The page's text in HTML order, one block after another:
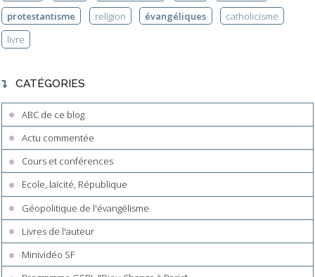
protestantisme
religion évangéliques
catholicisme
livre
CATÉGORIES
ABC de ce blog
Actu commentée
Cours et conférences
Ecole, laïcité, République
Géopolitique de l'évangélisme
Livres de l'auteur
Minividéo SF